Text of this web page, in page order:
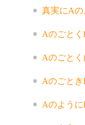
真実にA
Aのごとく
Aのごとく
Aのごとき
Aのように